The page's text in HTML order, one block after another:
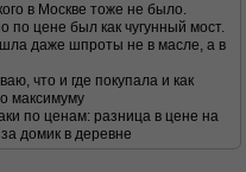
в Москве тоже не было.
по цене был как чугунный мост.
даже шпроты не в масле, а в
что и где покупала и как
максимуму
по ценам: разница в цене на
домик в деревне